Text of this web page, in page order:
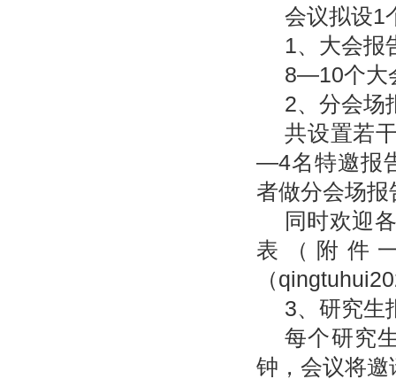
会议拟设1
1、大会报
8—10个大
2、分会场
共设置若
—4名特邀报
者做分会场
同时欢迎
表（附件
（
3、研究生
每个研究
钟，会议将